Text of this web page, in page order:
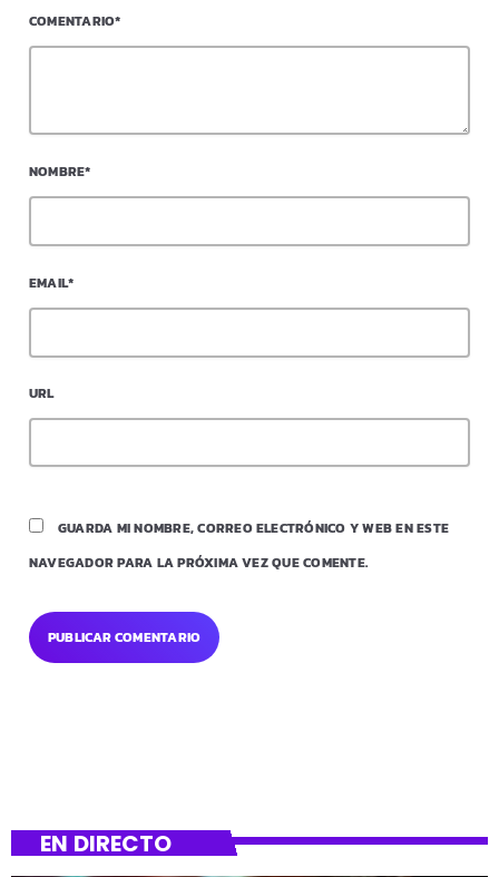
COMENTARIO*
NOMBRE*
EMAIL*
URL
GUARDA MI NOMBRE, CORREO ELECTRÓNICO Y WEB EN ESTE
NAVEGADOR PARA LA PRÓXIMA VEZ QUE COMENTE.
EN DIRECTO